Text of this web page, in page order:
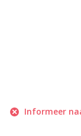
Informeer